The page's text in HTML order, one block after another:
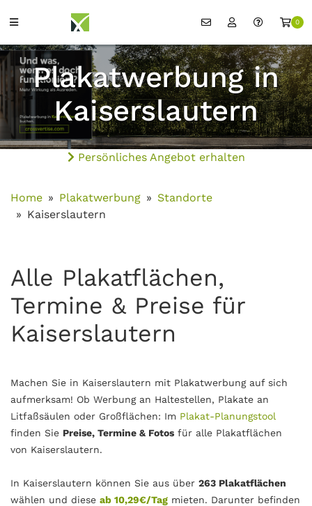
0
Plakatwerbung in
Kaiserslautern
Persönliches Angebot erhalten
Home Plakatwerbung
Standorte
Kaiserslautern
Alle Plakatflächen,
Termine & Preise für
Kaiserslautern
Machen Sie in Kaiserslautern mit Plakatwerbung auf sich
aufmerksam! Ob Werbung an Haltestellen, Plakate an
Litfaßsäulen oder Großflächen: Im Plakat-Planungstool
finden Sie Preise, Termine & Fotos für alle Plakatflächen
von Kaiserslautern.
In Kaiserslautern können Sie aus über 263 Plakatflächen
wählen und diese ab 10,29€/Tag mieten. Darunter befinden